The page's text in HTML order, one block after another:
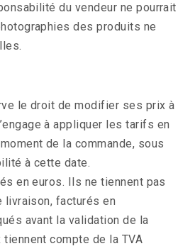
du vendeur ne pourrait
des produits ne
le droit de modifier ses prix à
à appliquer les tarifs en
de la commande, sous
à cette date.
en euros. Ils ne tiennent pas
facturés en
avant la validation de la
compte de la TVA